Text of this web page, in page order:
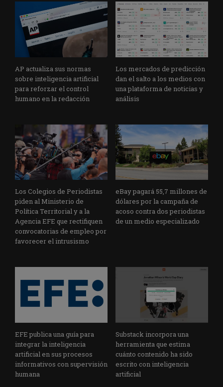
AP actualiza sus normas
sobre inteligencia artificial
para reforzar el control
humano en la redacción
Los mercados de predicción
dan el salto a los medios con
una plataforma de noticias y
análisis
Los Colegios de Periodistas
piden al Ministerio de
Política Territorial y a la
Agencia EFE que rectifiquen
convocatorias de empleo por
favorecer el intrusismo
eBay pagará 55,7 millones de
dólares por la campaña de
acoso contra dos periodistas
de un medio especializado
EFE publica una guía para
integrar la inteligencia
artificial en sus procesos
informativos con supervisión
humana
Substack incorpora una
herramienta que estima
cuánto contenido ha sido
escrito con inteligencia
artificial